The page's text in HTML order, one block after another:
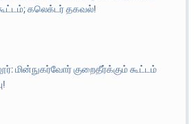
கலெக்டர் தகவல்!
மின்நுகர்வோர் குறைதீர்க்கும் கூட்டம்